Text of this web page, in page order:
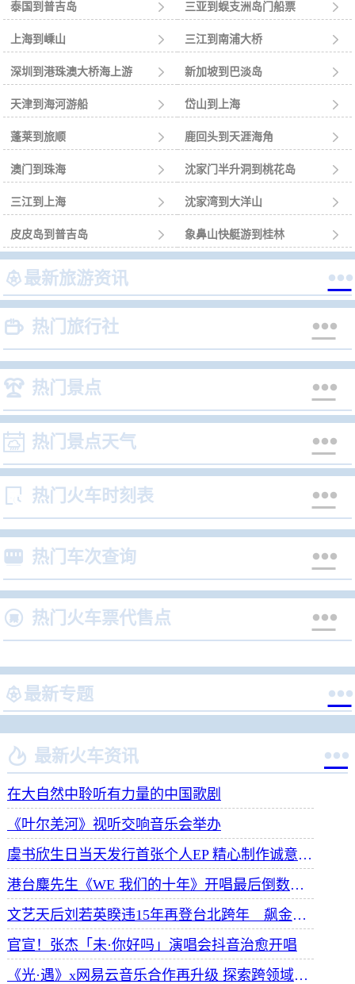
泰国到普吉岛  三亚到蜈支洲岛门船票 
上海到嵊山  三江到南浦大桥 
深圳到港珠澳大桥海上游  新加坡到巴淡岛 
天津到海河游船  岱山到上海 
蓬莱到旅顺  鹿回头到天涯海角 
澳门到珠海  沈家门半升洞到桃花岛 
三江到上海  沈家湾到大洋山 
皮皮岛到普吉岛  象鼻山快艇游到桂林 
最新旅游资讯 
 热门旅行社 
 热门景点 
 热门景点天气 
 热门火车时刻表 
 热门车次查询 
 热门火车票代售点 
最新专题 
 最新火车资讯 
在大自然中聆听有力量的中国歌剧
《叶尔羌河》视听交响音乐会举办
虞书欣生日当天发行首张个人EP 精心制作诚意满满
港台麋先生《WE 我们的十年》开唱最后倒数 惊喜释出10周年纪念单曲宠粉
文艺天后刘若英睽违15年再登台北跨年 飙金嗓演唱经典招牌歌掀回忆杀
官宣！张杰「未·你好吗」演唱会抖音治愈开唱
《光·遇》x网易云音乐合作再升级 探索跨领域社交新体验